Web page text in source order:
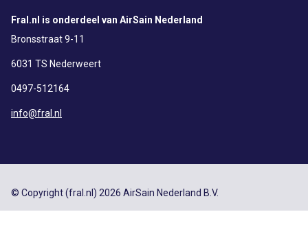
Fral.nl is onderdeel van AirSain Nederland
Bronsstraat 9-11
6031 TS Nederweert
0497-512164
info@fral.nl
© Copyright (fral.nl) 2026 AirSain Nederland B.V.